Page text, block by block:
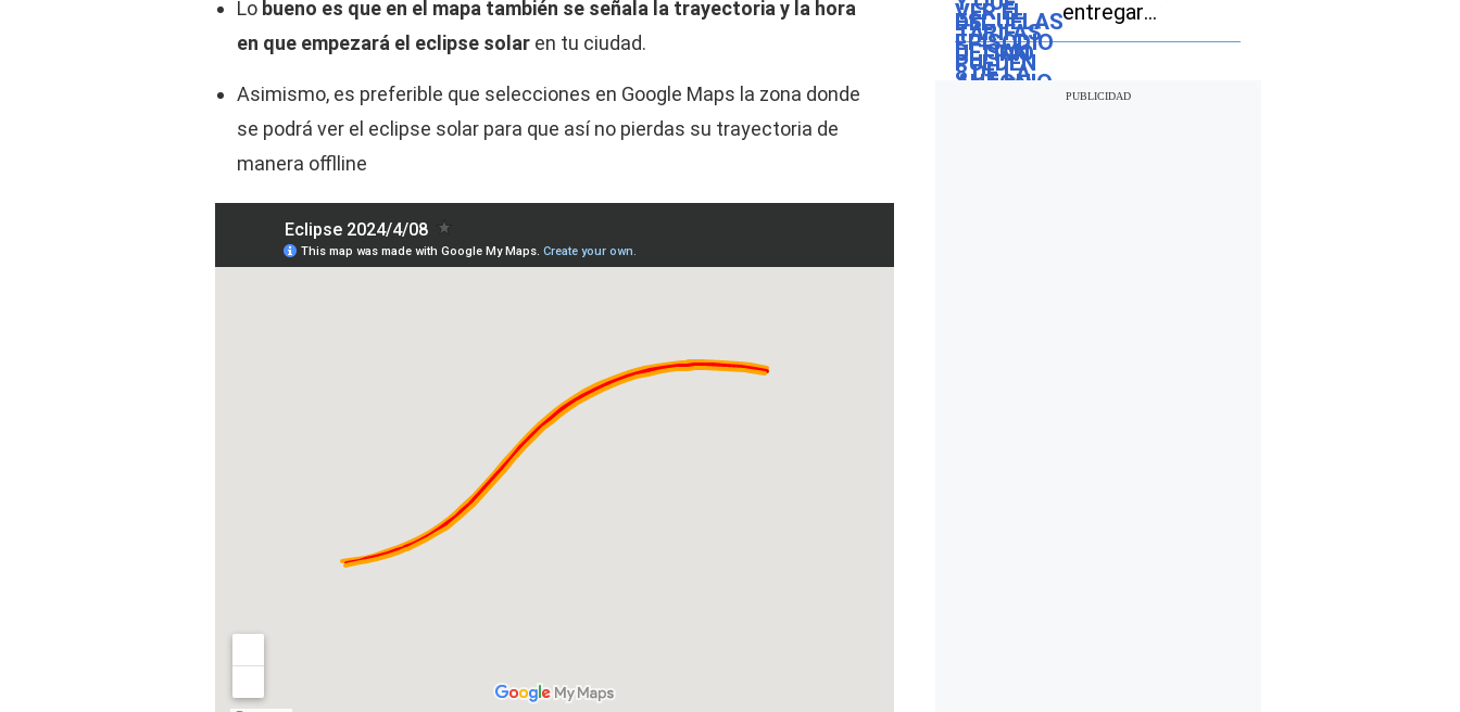
Lo bueno es que en el mapa también se señala la trayectoria y la hora
en que empezará el eclipse solar en tu ciudad.
Asimismo, es preferible que selecciones en Google Maps la zona donde
se podrá ver el eclipse solar para que así no pierdas su trayectoria de
manera offlline
entregar
desayunos y
seguirá con este